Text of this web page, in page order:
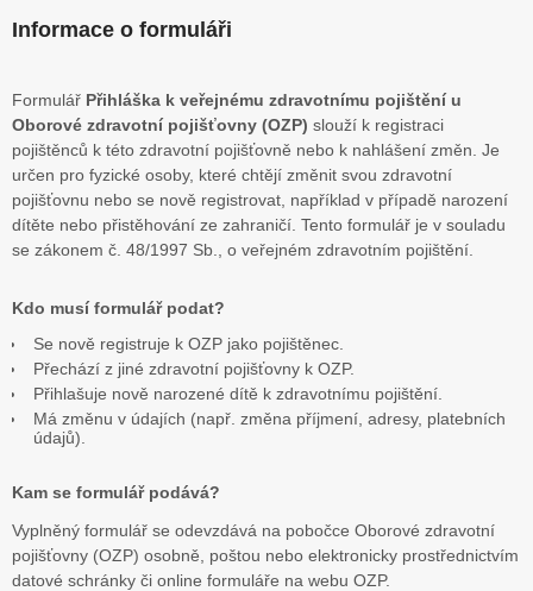
Informace o formuláři
Formulář Přihláška k veřejnému zdravotnímu pojištění u
Oborové zdravotní pojišťovny (OZP) slouží k registraci
pojištěnců k této zdravotní pojišťovně nebo k nahlášení změn. Je
určen pro fyzické osoby, které chtějí změnit svou zdravotní
pojišťovnu nebo se nově registrovat, například v případě narození
dítěte nebo přistěhování ze zahraničí. Tento formulář je v souladu
se zákonem č. 48/1997 Sb., o veřejném zdravotním pojištění.
Kdo musí formulář podat?
Se nově registruje k OZP jako pojištěnec.
Přechází z jiné zdravotní pojišťovny k OZP.
Přihlašuje nově narozené dítě k zdravotnímu pojištění.
Má změnu v údajích (např. změna příjmení, adresy, platebních
údajů).
Kam se formulář podává?
Vyplněný formulář se odevzdává na pobočce Oborové zdravotní
pojišťovny (OZP) osobně, poštou nebo elektronicky prostřednictvím
datové schránky či online formuláře na webu OZP.